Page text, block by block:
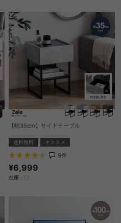
【幅35cm】サイドテーブル
送料無料 オススメ
9件
¥6,999
在庫：〇